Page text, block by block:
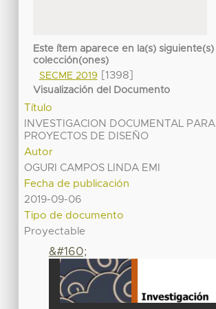
Este ítem aparece en la(s) siguiente(s)
colección(ones)
SECME 2019 [1398]
Visualización del Documento
Título
INVESTIGACION DOCUMENTAL PARA
PROYECTOS DE DISEÑO
Autor
OGURI CAMPOS LINDA EMI
Fecha de publicación
2019-09-06
Tipo de documento
Proyectable
&#160;